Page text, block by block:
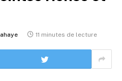
11 minutes de lecture